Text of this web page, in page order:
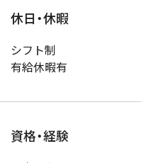
休日・休暇
シフト制
有給休暇有
資格・経験